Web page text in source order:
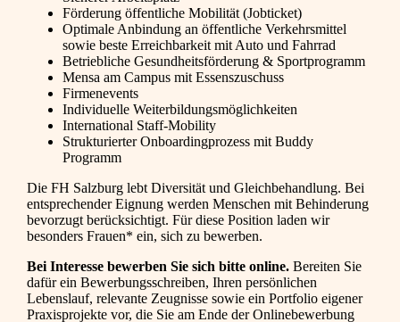
Förderung öffentliche Mobilität (Jobticket)
Optimale Anbindung an öffentliche Verkehrsmittel
sowie beste Erreichbarkeit mit Auto und Fahrrad
Betriebliche Gesundheitsförderung & Sportprogramm
Mensa am Campus mit Essenszuschuss
Firmenevents
Individuelle Weiterbildungsmöglichkeiten
International Staff-Mobility
Strukturierter Onboardingprozess mit Buddy
Programm
Die FH Salzburg lebt Diversität und Gleichbehandlung. Bei
entsprechender Eignung werden Menschen mit Behinderung
bevorzugt berücksichtigt. Für diese Position laden wir
besonders Frauen* ein, sich zu bewerben.
Bei Interesse bewerben Sie sich bitte online. Bereiten Sie
dafür ein Bewerbungsschreiben, Ihren persönlichen
Lebenslauf, relevante Zeugnisse sowie ein Portfolio eigener
Praxisprojekte vor, die Sie am Ende der Onlinebewerbung